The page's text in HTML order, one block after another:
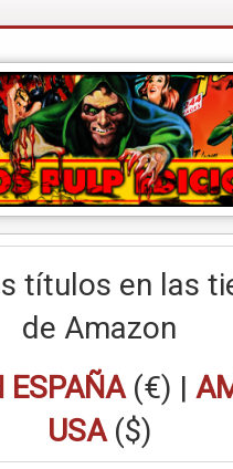
títulos en las
de Amazon
(€) |
USA($)